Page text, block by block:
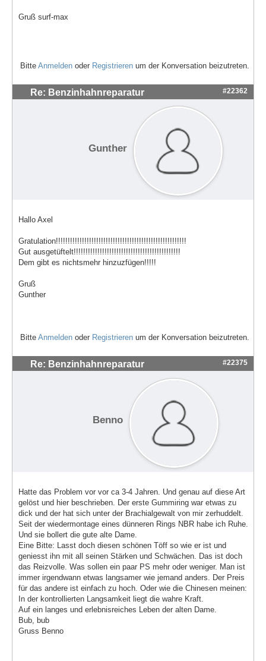
Gruß surf-max
Bitte Anmelden oder Registrieren um der Konversation beizutreten.
Re: Benzinhahnreparatur #22362
Gunther
Hallo Axel
Gratulation!!!!!!!!!!!!!!!!!!!!!!!!!!!!!!!!!!!!!!!!!!!!!!!!!!!!!!!
Gut ausgetüftelt!!!!!!!!!!!!!!!!!!!!!!!!!!!!!!!!!!!!!!!!!!!!!
Dem gibt es nichtsmehr hinzuzfügen!!!!!
Gruß
Gunther
Bitte Anmelden oder Registrieren um der Konversation beizutreten.
Re: Benzinhahnreparatur #22375
Benno
Hatte das Problem vor vor ca 3-4 Jahren. Und genau auf diese Art
gelöst und hier beschrieben. Der erste Gummiring war etwas zu
dick und der hat sich unter der Brachialgewalt von mir zerhuddelt.
Seit der wiedermontage eines dünneren Rings NBR habe ich Ruhe.
Und sie bollert die gute alte Dame.
Eine Bitte: Lasst doch diesen schönen Töff so wie er ist und
geniesst ihn mit all seinen Stärken und Schwächen. Das ist doch
das Reizvolle. Was sollen ein paar PS mehr oder weniger. Man ist
immer irgendwann etwas langsamer wie jemand anders. Der Preis
für das andere ist einfach zu hoch. Oder wie die Chinesen meinen:
In der kontrollierten Langsamkeit liegt die wahre Kraft.
Auf ein langes und erlebnisreiches Leben der alten Dame.
Bub, bub
Gruss Benno